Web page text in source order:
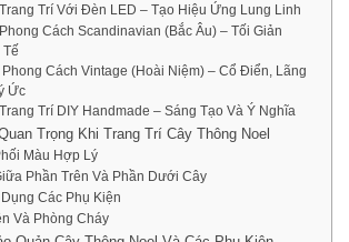
Trí Với Đèn LED – Tạo Hiệu Ứng Lung Linh
Cách Scandinavian (Bắc Âu) – Tối Giản
Cách Vintage (Hoài Niệm) – Cổ Điển, Lãng
Ức
Trí DIY Handmade – Sáng Tạo Và Ý Nghĩa
Trọng Khi Trang Trí Cây Thông Noel
Màu Hợp Lý
Phần Trên Và Phần Dưới Cây
Các Phụ Kiện
Và Phòng Cháy